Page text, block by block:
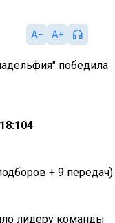
победила
+ 9 передач).
лидеру команды